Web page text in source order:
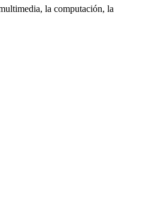
la computación, la